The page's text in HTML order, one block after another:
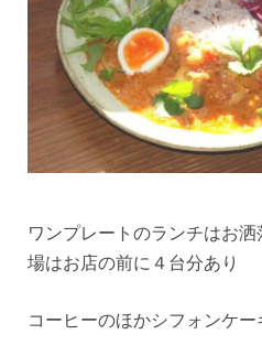
ワンプレートのランチはお
場はお店の前に４台分あり
コーヒーのほかシフォンケ